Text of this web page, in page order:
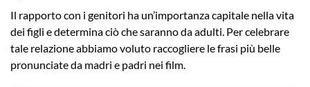
Il rapporto con i genitori ha un’importanza capitale nella vita
dei figli e determina ciò che saranno da adulti. Per celebrare
tale relazione abbiamo voluto raccogliere le frasi più belle
pronunciate da madri e padri nei film.